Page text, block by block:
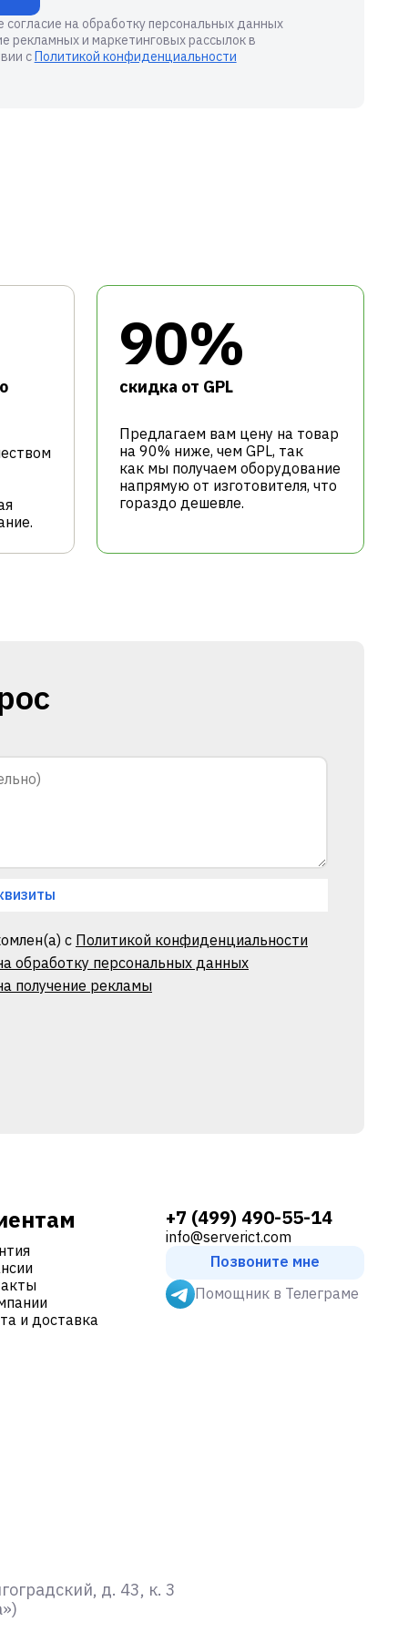
согласие на обработку персональных данных
рекламных и маркетинговых рассылок в
сПолитикой конфиденциальности
90%
cкидка от GPL
Предлагаем вам цену на товар
на 90% ниже, чем GPL, так
как мы получаем оборудование
напрямую от изготовителя, что
гораздо дешевле.
с Политикой конфиденциальности
обработку персональных данных
получение рекламы
и доставка
+7 (499) 490-55-14
info@serverict.com
Позвоните мне
Помощник в Телеграме
д. 43, к. 3